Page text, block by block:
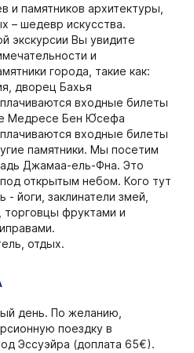
и памятников архитектуры,
– шедевр искусства.
экскурсии Вы увидите
и
города, такие как:
дворец Бахья
входные билеты
Медресе Бен Ю́сефа
входные билеты
памятники. Мы посетим
Джамаа-ель-Фна. Это
открытым небом. Кого тут
- йоги, заклинатели змей,
торговцы фруктами и
отдых.
день. По желанию,
поездку в
Эссуэйра (доплата 65€).